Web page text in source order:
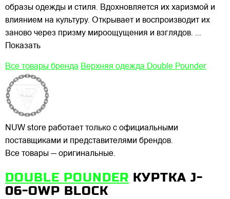
образы одежды и стиля. Вдохновляется их харизмой и
влиянием на культуру. Открывает и воспроизводит их
заново через призму мироощущения и взглядов. ...
Показать
Все товары бренда Верхняя одежда Double Pounder
NUW store работает только с официальными
поставщиками и представителями брендов.
Все товары — оригинальные.
DOUBLE POUNDER КУРТКА J-
06-OWP BLOCK